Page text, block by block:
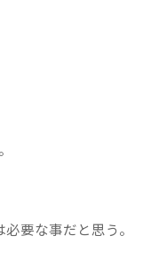
要な事だと思う。